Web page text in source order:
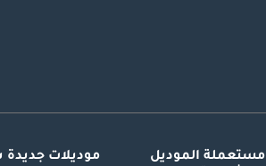
مستعملة الموديل
موديلات